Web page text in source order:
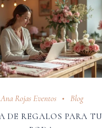
Ana Rojas Eventos
Blog
DE REGALOS PARA TU